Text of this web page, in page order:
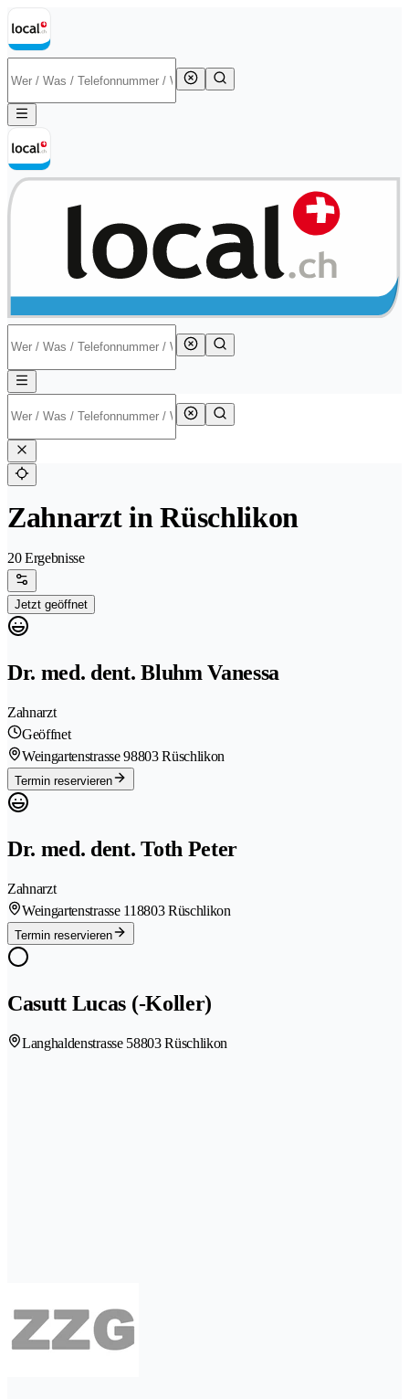
Zahnarzt in Rüschlikon
20 Ergebnisse
Jetzt geöffnet
Dr. med. dent. Bluhm Vanessa
Zahnarzt
Geöffnet
Weingartenstrasse 98803 Rüschlikon
Termin reservieren
Dr. med. dent. Toth Peter
Zahnarzt
Weingartenstrasse 118803 Rüschlikon
Termin reservieren
Casutt Lucas (-Koller)
Langhaldenstrasse 58803 Rüschlikon